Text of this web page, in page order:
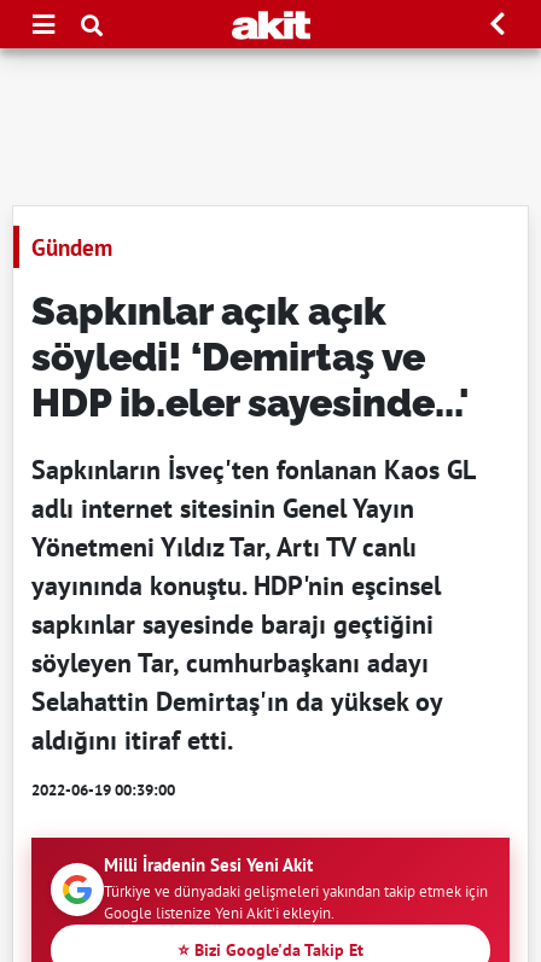
Gündem
Sapkınlar açık açık
söyledi! ‘Demirtaş ve
HDP ib.eler sayesinde...'
Sapkınların İsveç'ten fonlanan Kaos GL
adlı internet sitesinin Genel Yayın
Yönetmeni Yıldız Tar, Artı TV canlı
yayınında konuştu. HDP'nin eşcinsel
sapkınlar sayesinde barajı geçtiğini
söyleyen Tar, cumhurbaşkanı adayı
Selahattin Demirtaş'ın da yüksek oy
aldığını itiraf etti.
2022-06-19 00:39:00
Milli İradenin Sesi Yeni Akit
Türkiye ve dünyadaki gelişmeleri yakından takip etmek için
Google listenize Yeni Akit'i ekleyin.
⭐ Bizi Google'da Takip Et